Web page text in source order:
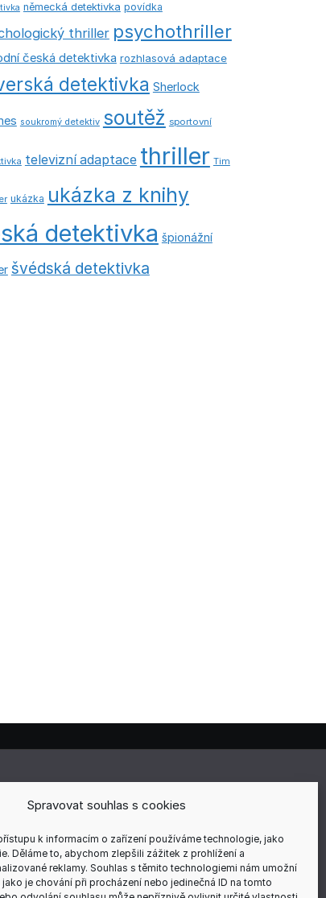
Spravovat souhlas s cookies
k informacím o zařízení používáme technologie, jako
Děláme to, abychom zlepšili zážitek z prohlížení a
reklamy. Souhlas s těmito technologiemi nám umožní
je chování při procházení nebo jedinečná ID na tomto
německá detektivka povídka
thriller psychothriller
česká detektivka rozhlasová adaptace
detektivka Sherlock
soukromý detektiv soutěž sportovní
televizní adaptace thriller Tim
ukázka ukázka z knihy
detektivka špionážní
švédská detektivka